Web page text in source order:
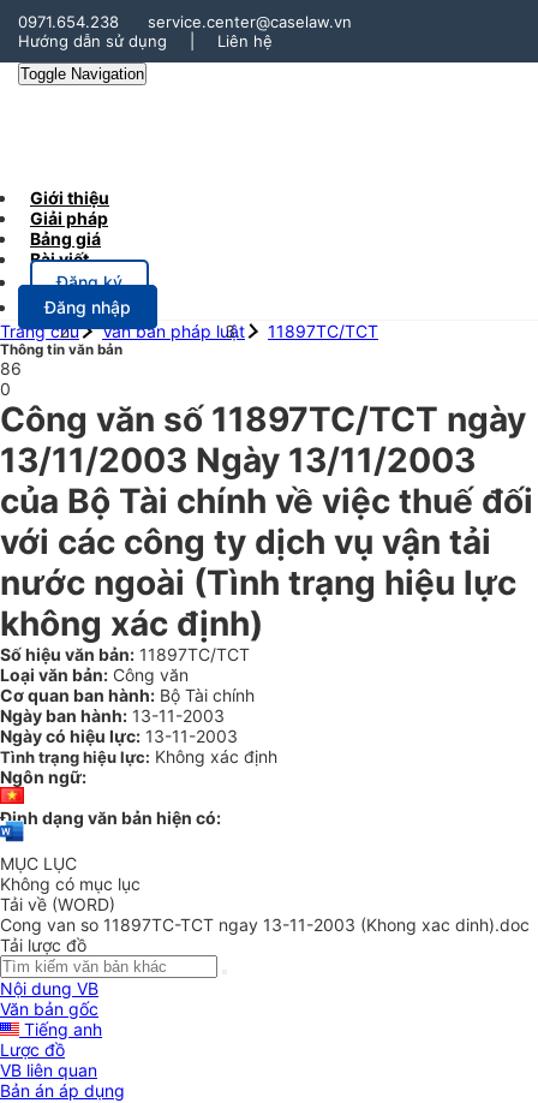
0971.654.238
service.center@caselaw.vn
Hướng dẫn sử dụng
Liên hệ
Toggle Navigation
Giới thiệu
Giải pháp
Bảng giá
Bài viết
Đăng ký
Đăng nhập
Trang chủ
Văn bản pháp luật 11897TC/TCT
Thông tin văn bản
86
0
Công văn số 11897TC/TCT ngày
13/11/2003 Ngày 13/11/2003
của Bộ Tài chính về việc thuế đối
với các công ty dịch vụ vận tải
nước ngoài (Tình trạng hiệu lực
không xác định)
Số hiệu văn bản: 11897TC/TCT
Loại văn bản: Công văn
Cơ quan ban hành: Bộ Tài chính
Ngày ban hành: 13-11-2003
Ngày có hiệu lực: 13-11-2003
Tình trạng hiệu lực: Không xác định
Ngôn ngữ:
Định dạng văn bản hiện có:
MỤC LỤC
Không có mục lục
Tải về (WORD)
Cong van so 11897TC-TCT ngay 13-11-2003 (Khong xac dinh).doc
Tải lược đồ
Nội dung VB
Văn bản gốc
Tiếng anh
Lược đồ
VB liên quan
Bản án áp dụng